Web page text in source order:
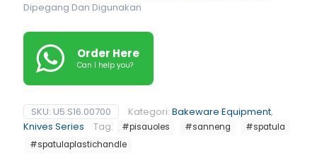
Dipegang Dan Digunakan
Order Here
Can I help you?
SKU: U5.S16.00700 Kategori: Bakeware Equipment,
Knives Series
Tag: #pisauoles #sanneng
#spatula
#spatulaplastichandle